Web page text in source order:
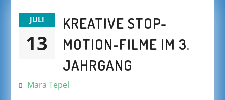
JULI
13
KREATIVE STOP-
MOTION-FILME IM 3.
JAHRGANG
Mara Tepel